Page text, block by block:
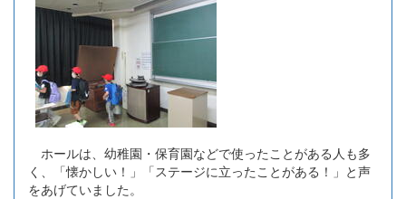
ホールは、幼稚園・保育園などで使ったことがある人も多
く、「懐かしい！」「ステージに立ったことがある！」と声
をあげていました。